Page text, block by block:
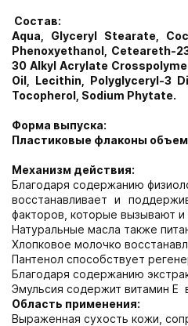
Состав:
Aqua, Glyceryl Stearate,
Phenoxyethanol, Ceteareth-
30 Alkyl Acrylate
Oil, Lecithin, Polyglyceryl-3
Tocopherol, Sodium Phytate.
Форма выпуска:
Пластиковые флаконы
Механизм действия:
Благодаря содержанию
восстанавливает и
факторов, которые вызывают
Натуральные масла также
Хлопковое молочко
Пантенол способствует
Благодаря содержанию
Эмульсия содержит витамин Е
Область применения:
Выраженная сухость кожи,